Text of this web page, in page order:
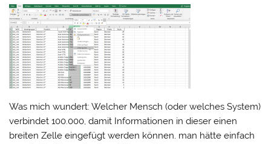
Was mich wundert: Welcher Mensch (oder welches System)
verbindet 100.000, damit Informationen in dieser einen
breiten Zelle eingefügt werden können. man hätte einfach